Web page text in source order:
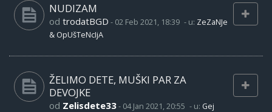
NUDIZAM
od trodatBGD - 02 Feb 2021, 18:39 - u: ZeZaNJe
& OpUšTeNcIjA
ŽELIMO DETE, MUŠKI PAR ZA
DEVOJKE
od Zelisdete33- 04 Jan 2021, 20:55 - u: Gej